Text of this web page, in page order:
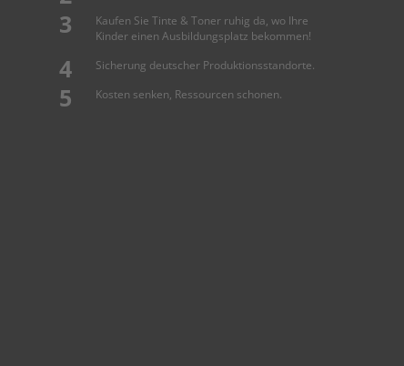
Kaufen Sie Tinte & Toner ruhig da, wo Ihre
Kinder einen Ausbildungsplatz bekommen!
Sicherung deutscher Produktionsstandorte.
Kosten senken, Ressourcen schonen.